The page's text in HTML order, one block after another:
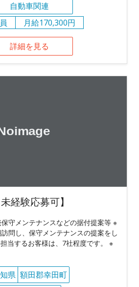
自動車関連
月給170,300円
詳細を見る
経験応募可】
守メンテナンスなどの据付提案等 ※
問し、保守メンテナンスの提案をし
当するお客様は、7社程度です。 ※
県 額田郡幸田町